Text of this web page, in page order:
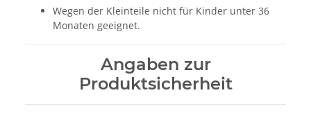
Wegen der Kleinteile nicht für Kinder unter 36
Monaten geeignet.
Angaben zur
Produktsicherheit